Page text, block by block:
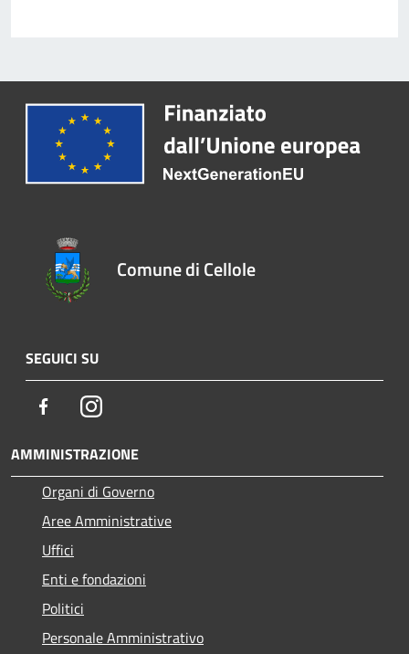
Comune di Cellole
SEGUICI SU
FacebookInstagram
AMMINISTRAZIONE
Organi di Governo
Aree Amministrative
Uffici
Enti e fondazioni
Politici
Personale Amministrativo